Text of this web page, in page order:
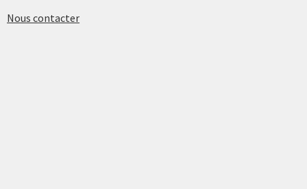
Nous contacter